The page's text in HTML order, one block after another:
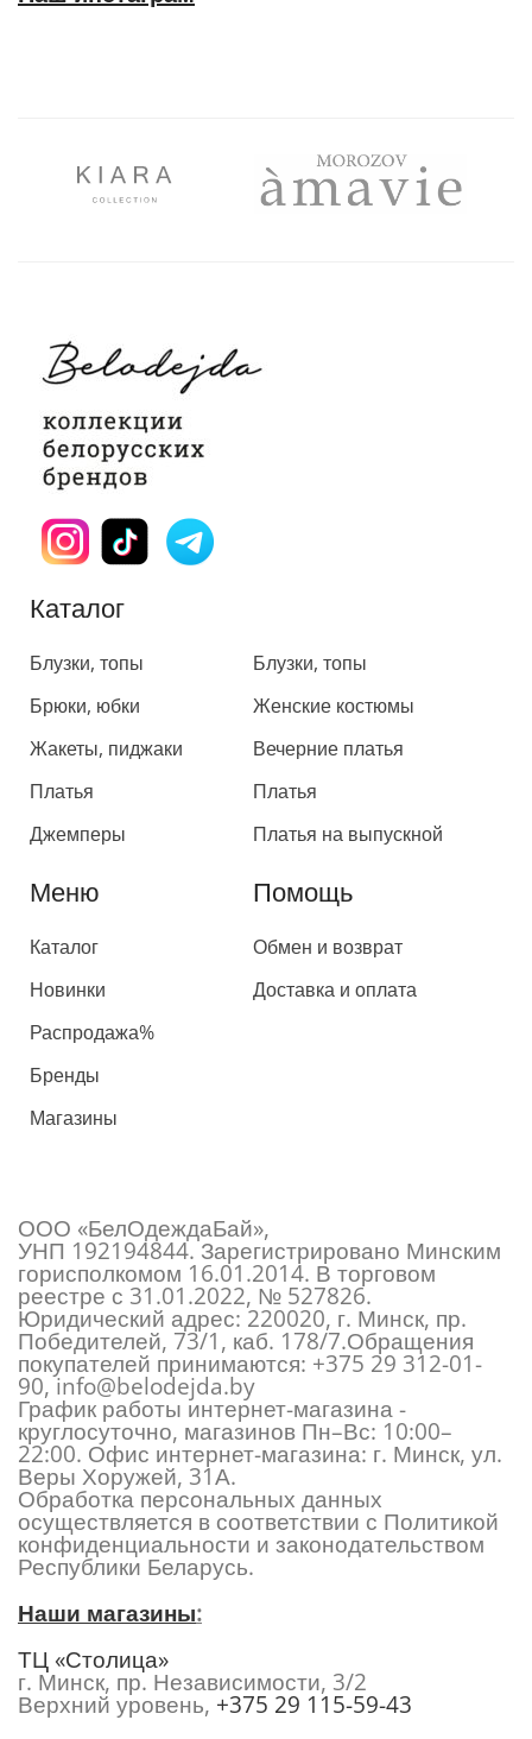
Каталог
Блузки, топы
Брюки, юбки
Жакеты, пиджаки
Платья
Джемперы
Блузки, топы
Женские костюмы
Вечерние платья
Платья
Платья на выпускной
Меню
Каталог
Новинки
Распродажа%
Бренды
Магазины
Помощь
Обмен и возврат
Доставка и оплата
ООО «БелОдеждаБай»,
УНП 192194844. Зарегистрировано Минским
горисполкомом 16.01.2014. В торговом
реестре с 31.01.2022, № 527826.
Юридический адрес: 220020, г. Минск, пр.
Победителей, 73/1, каб. 178/7.Обращения
покупателей принимаются: +375 29 312-01-
90,info@belodejda.by
График работы интернет-магазина -
круглосуточно, магазинов Пн–Вс: 10:00–
22:00. Офис интернет-магазина: г. Минск, ул.
Веры Хоружей, 31А.
Обработка персональных данных
осуществляется в соответствии с Политикой
конфиденциальности и законодательством
Республики Беларусь.
Наши магазины:
ТЦ «Столица»
г. Минск, пр. Независимости, 3/2
Верхний уровень, +375 29 115-59-43